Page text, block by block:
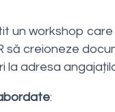
un workshop
să creioneze
la adresa
: